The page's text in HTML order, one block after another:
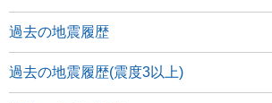
過去の地震履歴
過去の地震履歴(震度3以上)